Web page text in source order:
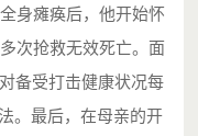
身瘫痪后，他开始怀
次抢救无效死亡。面
备受打击健康状况每
。最后，在母亲的开